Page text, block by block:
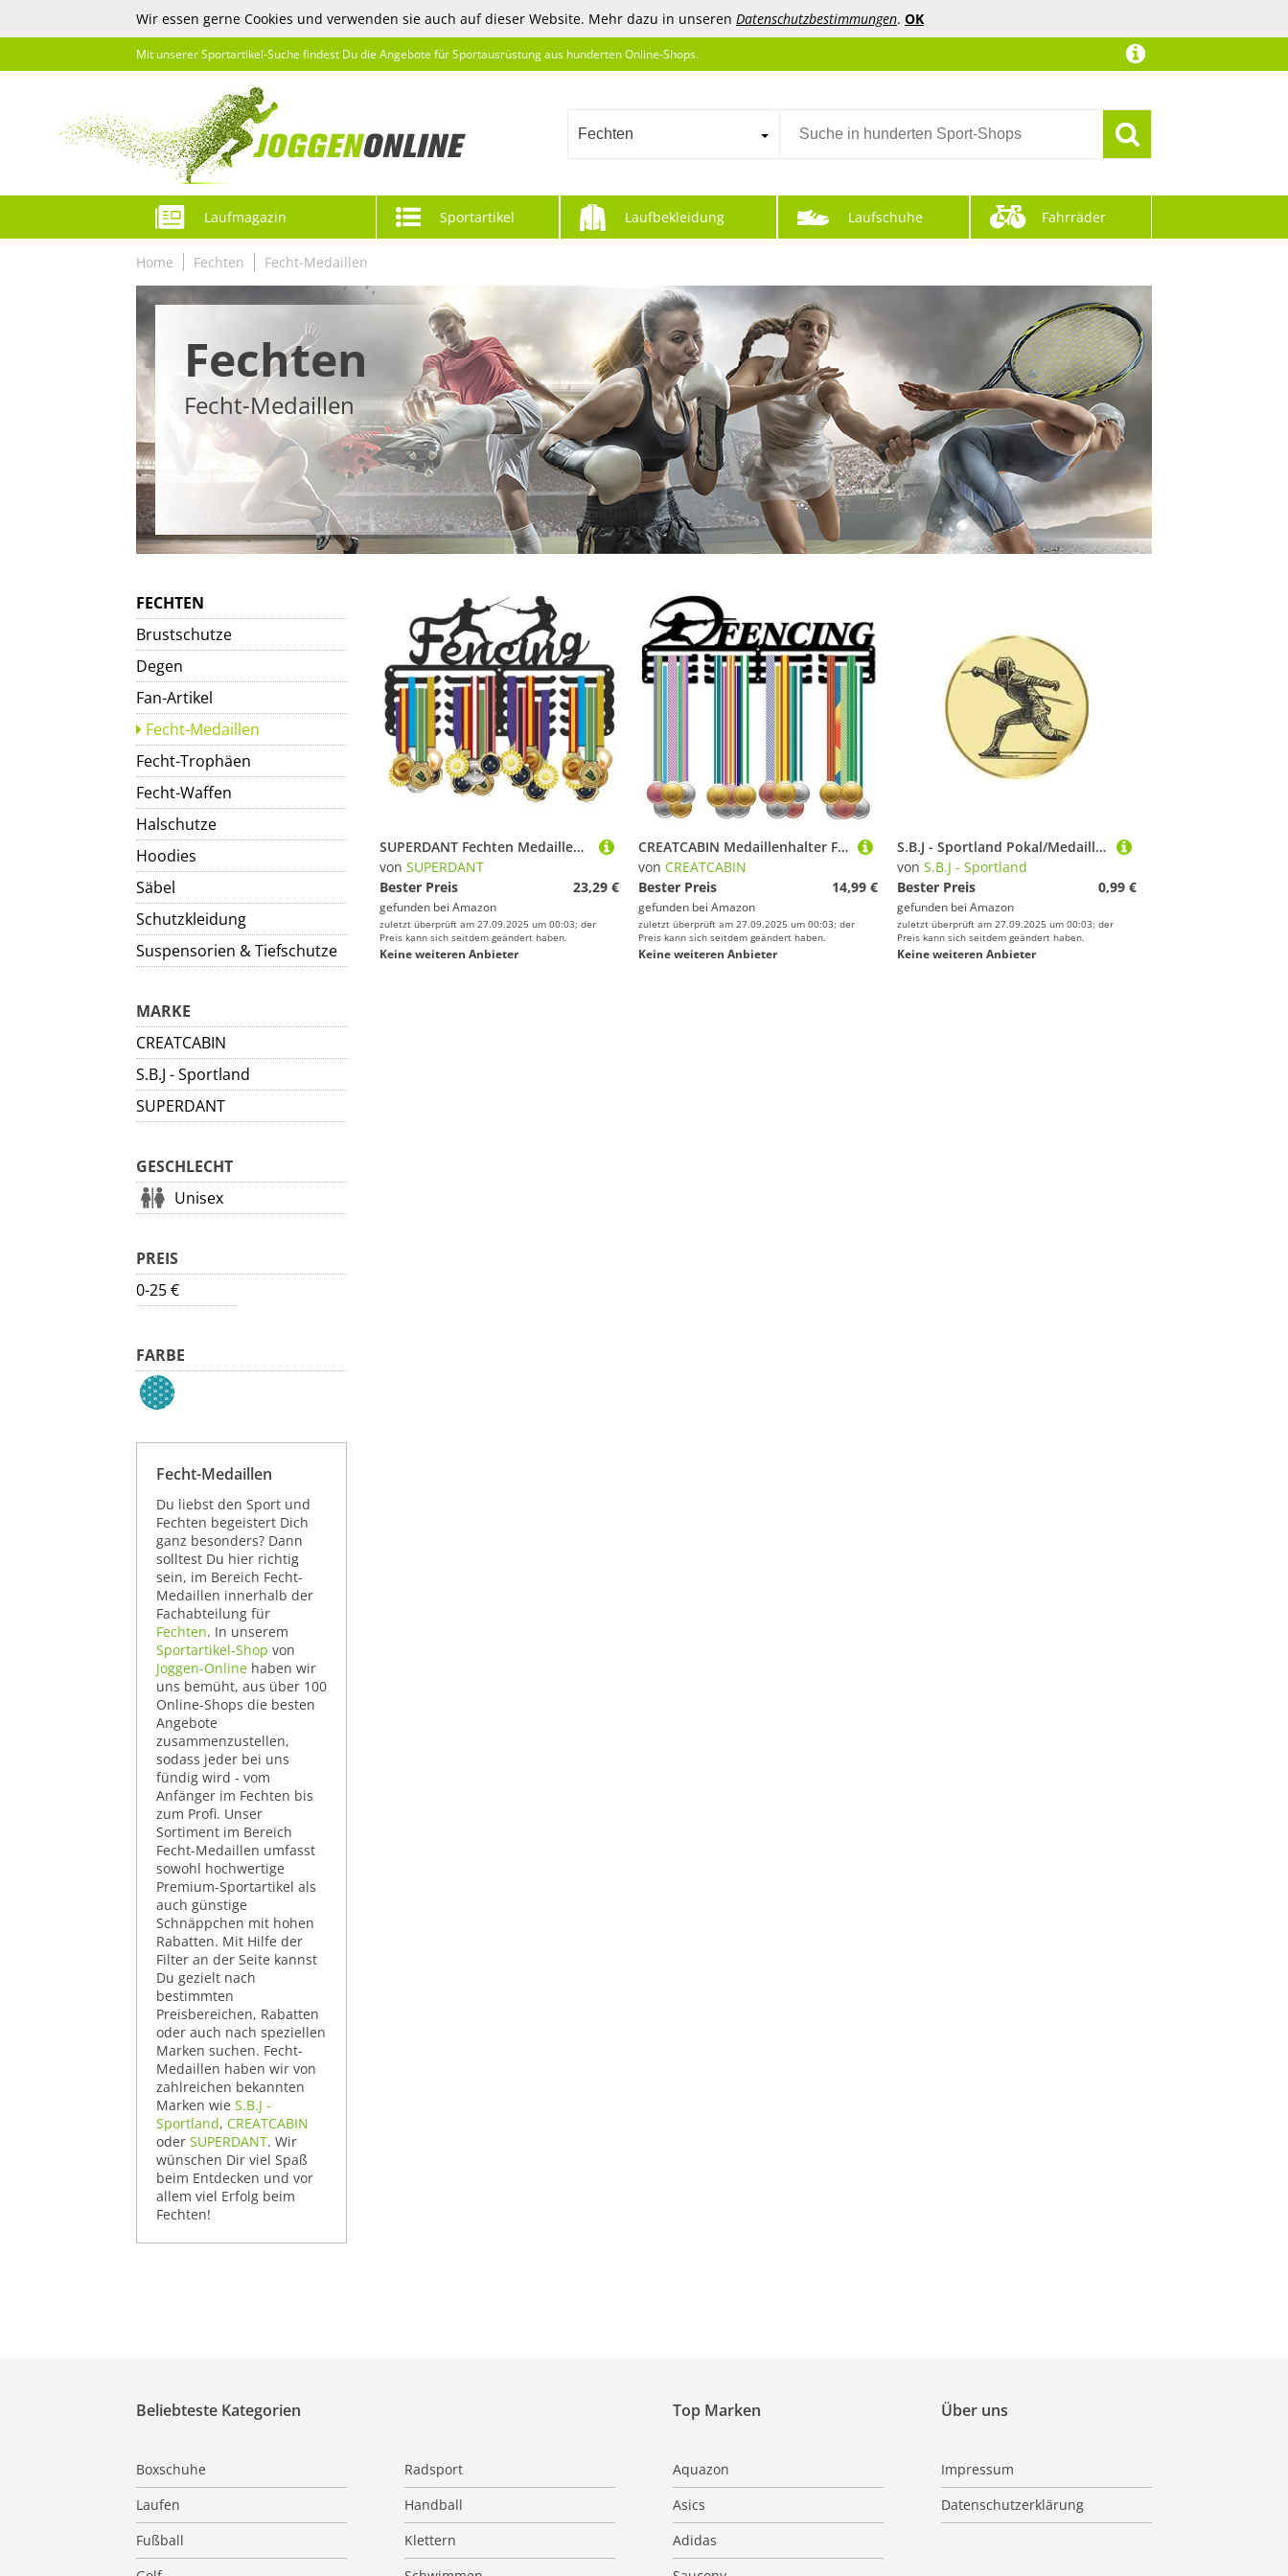
Wir essen gerne Cookies und verwenden sie auch auf dieser Website. Mehr dazu in unseren Datenschutzbestimmungen. OK
Mit unserer Sportartikel-Suche findest Du die Angebote für Sportausrüstung aus hunderten Online-Shops.
Fechten
Laufmagazin Sportartikel Laufbekleidung Laufschuhe Fahrräder
Home Fechten Fecht-Medaillen
Fechten
Fecht-Medaillen
FECHTEN
Brustschutze
Degen
Fan-Artikel
Fecht-Medaillen
Fecht-Trophäen
Fecht-Waffen
Halschutze
Hoodies
Säbel
Schutzkleidung
Suspensorien & Tiefschutze
MARKE
CREATCABIN
S.B.J - Sportland
SUPERDANT
GESCHLECHT
Unisex
PREIS
0-25 €
FARBE
Fecht-Medaillen
Du liebst den Sport und
Fechten begeistert Dich
ganz besonders? Dann
solltest Du hier richtig
sein, im Bereich Fecht-
Medaillen innerhalb der
Fachabteilung für
Fechten. In unserem
Sportartikel-Shop von
Joggen-Online haben wir
uns bemüht, aus über 100
Online-Shops die besten
Angebote
zusammenzustellen,
sodass jeder bei uns
fündig wird - vom
Anfänger im Fechten bis
zum Profi. Unser
Sortiment im Bereich
Fecht-Medaillen umfasst
sowohl hochwertige
Premium-Sportartikel als
auch günstige
Schnäppchen mit hohen
Rabatten. Mit Hilfe der
Filter an der Seite kannst
Du gezielt nach
bestimmten
Preisbereichen, Rabatten
oder auch nach speziellen
Marken suchen. Fecht-
Medaillen haben wir von
zahlreichen bekannten
Marken wie S.B.J -
Sportland, CREATCABIN
oder SUPERDANT. Wir
wünschen Dir viel Spaß
beim Entdecken und vor
allem viel Erfolg beim
Fechten!
SUPERDANT Fechten Medaillen Aufbewahrung Fecht Medaillen Halter Wandmontage Haken Zum Aufhängen von Zaunmedaillen Medaillenhalter Für Fechtsport 20 Reihige Aufhänger Geschenke für Sportler Kinder
von SUPERDANT
Bester Preis
23,29 €
gefunden bei Amazon
zuletzt überprüft am 27.09.2025 um 00:03; der
Preis kann sich seitdem geändert haben.
Keine weiteren Anbieter
CREATCABIN Medaillenhalter Fechten Medaillenaufhänger Display Schwarz Eisen Sport Medaillen Rack Regal Haken Halter Rahmen Zum Aufhängen Über 60 Auszeichnungen Wettbewerb Medaillengewinner 40x15cm
von CREATCABIN
Bester Preis
14,99 €
gefunden bei Amazon
zuletzt überprüft am 27.09.2025 um 00:03; der
Preis kann sich seitdem geändert haben.
Keine weiteren Anbieter
S.B.J - Sportland Pokal/Medaille Emblem, Motiv Fechten, Durchmesser 50 mm, Gold
von S.B.J - Sportland
Bester Preis
0,99 €
gefunden bei Amazon
zuletzt überprüft am 27.09.2025 um 00:03; der
Preis kann sich seitdem geändert haben.
Keine weiteren Anbieter
Über uns
Impressum
Datenschutzerklärung
Beliebteste Kategorien
Boxschuhe
Radsport
Laufen
Handball
Fußball
Klettern
Top Marken
Aquazon
Asics
Adidas